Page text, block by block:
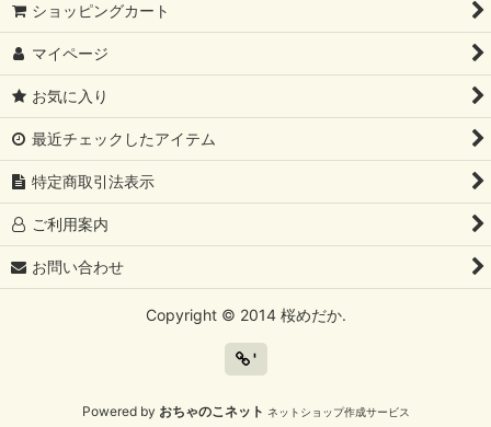
ショッピングカート
マイページ
お気に入り
最近チェックしたアイテム
特定商取引法表示
ご利用案内
お問い合わせ
Copyright © 2014 桜めだか.
'
Powered by おちゃのこネット ネットショップ作成サービス